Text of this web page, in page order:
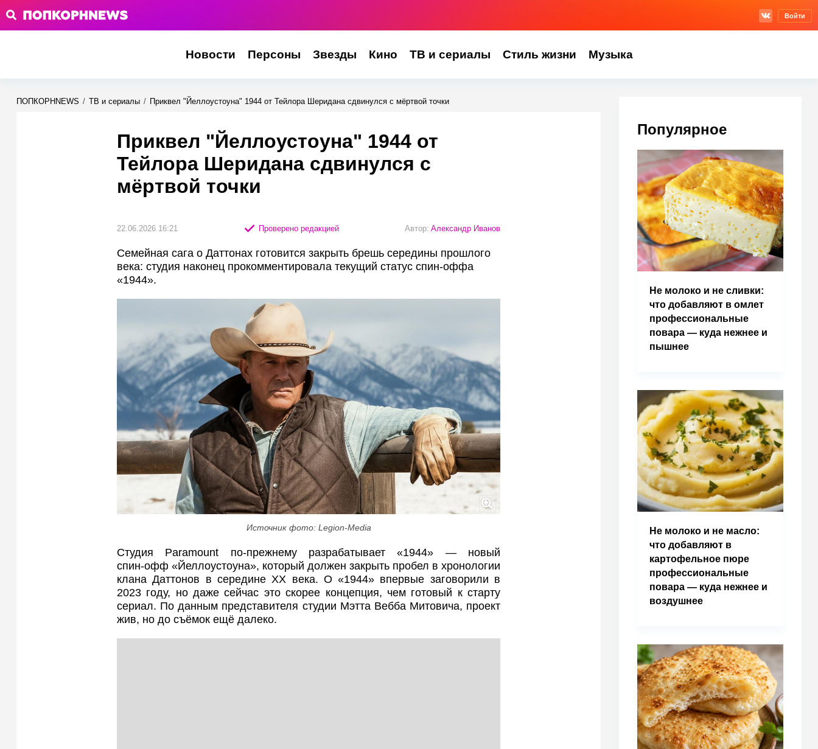
Войти
Новости Персоны Звезды Кино ТВ и сериалы Стиль жизни Музыка
ПОПКОРНNEWS / ТВ и сериалы / Приквел "Йеллоустоуна" 1944 от Тейлора Шеридана сдвинулся с мёртвой точки
Приквел "Йеллоустоуна" 1944 от
Тейлора Шеридана сдвинулся с
мёртвой точки
22.06.2026 16:21 Проверено редакцией Автор: Александр Иванов
Семейная сага о Даттонах готовится закрыть брешь середины прошлого
века: студия наконец прокомментировала текущий статус спин-оффа
«1944».
Источник фото: Legion-Media
Студия Paramount по-прежнему разрабатывает «1944» — новый
спин‑офф «Йеллоустоуна», который должен закрыть пробел в хронологии
клана Даттонов в середине XX века. О «1944» впервые заговорили в
2023 году, но даже сейчас это скорее концепция, чем готовый к старту
сериал. По данным представителя студии Мэтта Вебба Митовича, проект
жив, но до съёмок ещё далеко.
Популярное
Не молоко и не сливки:
что добавляют в омлет
профессиональные
повара — куда нежнее и
пышнее
Не молоко и не масло:
что добавляют в
картофельное пюре
профессиональные
повара — куда нежнее и
воздушнее